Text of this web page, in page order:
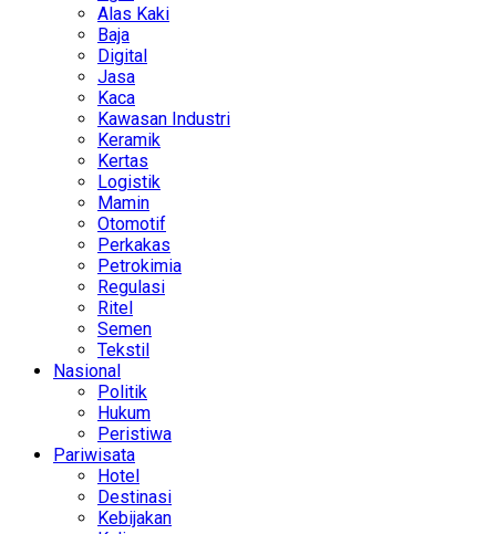
Alas Kaki
Baja
Digital
Jasa
Kaca
Kawasan Industri
Keramik
Kertas
Logistik
Mamin
Otomotif
Perkakas
Petrokimia
Regulasi
Ritel
Semen
Tekstil
Nasional
Politik
Hukum
Peristiwa
Pariwisata
Hotel
Destinasi
Kebijakan